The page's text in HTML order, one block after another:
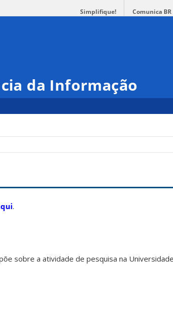
Simplifique! Comunica BR
da Informação
.
sobre a atividade de pesquisa na